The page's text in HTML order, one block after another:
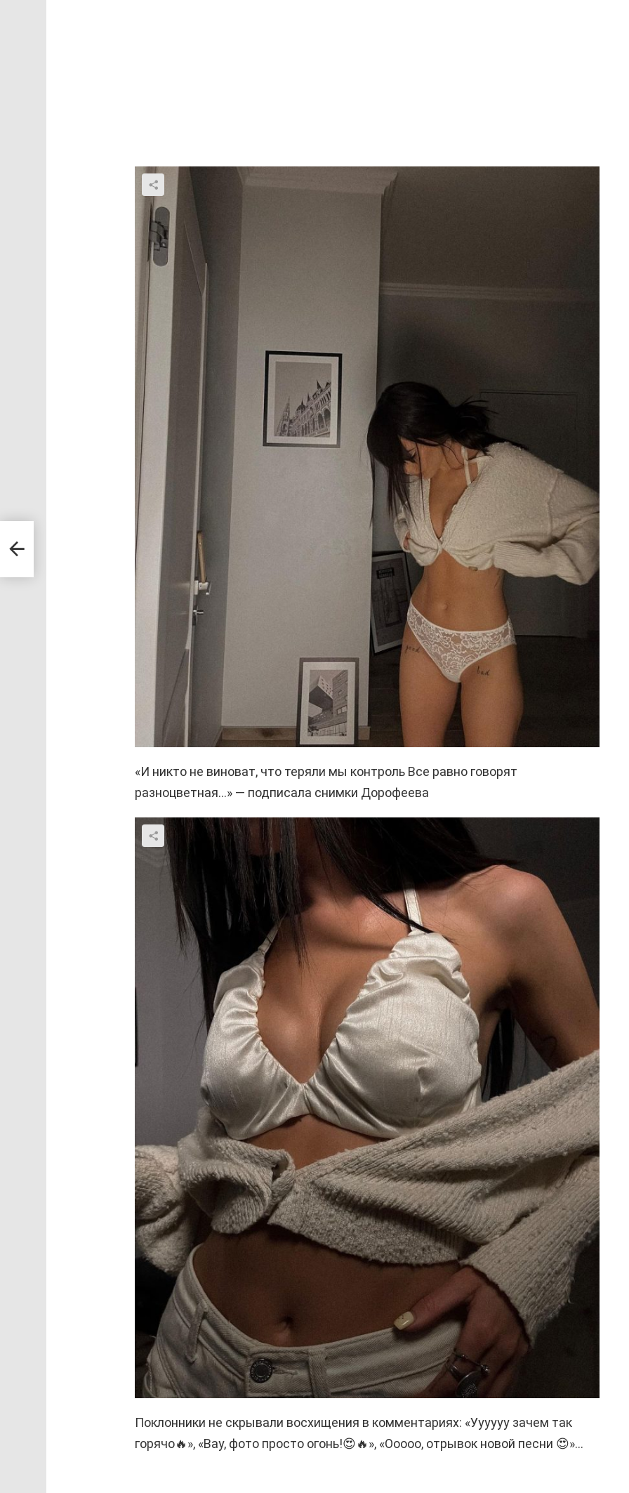
«И никто не виноват, что теряли мы контроль Все равно говорят
разноцветная…» — подписала снимки Дорофеева
Поклонники не скрывали восхищения в комментариях: «Уууууу зачем так
горячо🔥», «Вау, фото просто огонь!😍🔥», «Ооооо, отрывок новой песни 😍»…